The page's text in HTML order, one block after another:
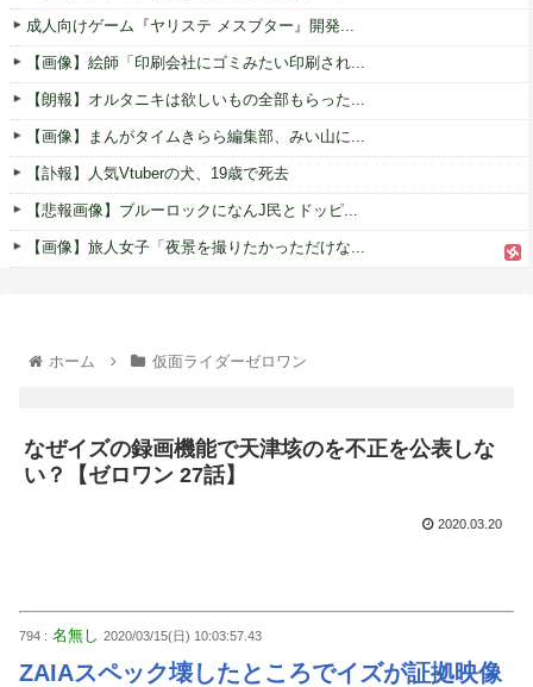
成人向けゲーム『ヤリステ メスブター』開発...
【画像】絵師「印刷会社にゴミみたい印刷され...
【朗報】オルタニキは欲しいもの全部もらった...
【画像】まんがタイムきらら編集部、みい山に...
【訃報】人気Vtuberの犬、19歳で死去
【悲報画像】ブルーロックになんJ民とドッピ...
【画像】旅人女子「夜景を撮りたかっただけな...
ホーム 仮面ライダーゼロワン
なぜイズの録画機能で天津垓のを不正を公表しな
い？【ゼロワン 27話】
2020.03.20
794 : 名無し 2020/03/15(日) 10:03:57.43
ZAIAスペック壊したところでイズが証拠映像